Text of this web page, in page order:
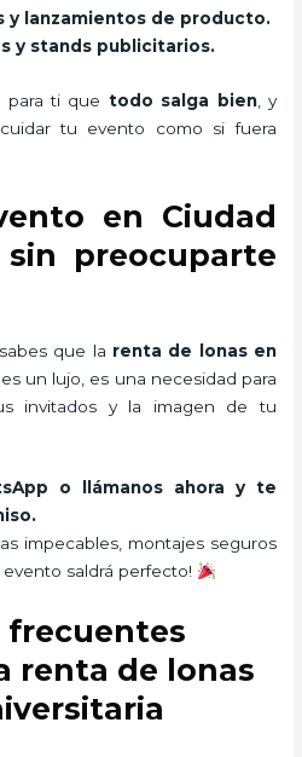
y lanzamientos de producto.
y stands publicitarios.
para ti que todo salga bien, y
tu evento como si fuera
en Ciudad
sin preocuparte
que la renta de lonas en
un lujo, es una necesidad para
invitados y la imagen de tu
o llámanos ahora y te
impecables, montajes seguros
saldrá perfecto!
frecuentes
renta de lonas